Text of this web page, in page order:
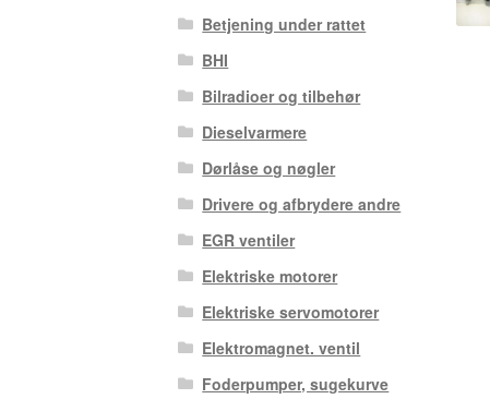
Betjening under rattet
BHI
Bilradioer og tilbehør
Dieselvarmere
Dørlåse og nøgler
Drivere og afbrydere andre
EGR ventiler
Elektriske motorer
Elektriske servomotorer
Elektromagnet. ventil
Foderpumper, sugekurve